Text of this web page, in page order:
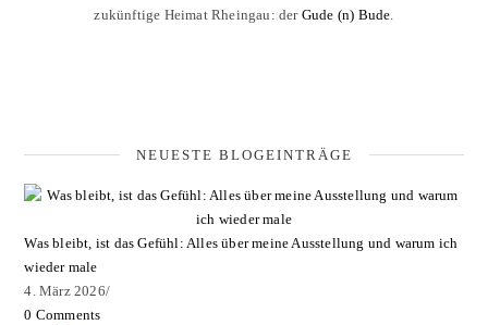
zukünftige Heimat Rheingau: der Gude (n) Bude
NEUESTE BLOGEINTRÄGE
Was bleibt, ist das Gefühl: Alles über meine Ausstellung und warum ich
wieder male
4. März 2026/
0 Comments